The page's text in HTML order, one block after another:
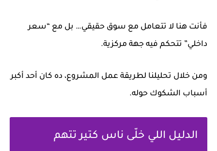
فأنت هنا لا تتعامل مع سوق حقيقي… بل مع “سعر
داخلي” تتحكم فيه جهة مركزية.
ومن خلال تحليلنا لطريقة عمل المشروع، ده كان أحد أكبر
أسباب الشكوك حوله.
الدليل اللي خلّى ناس كتير تتهم